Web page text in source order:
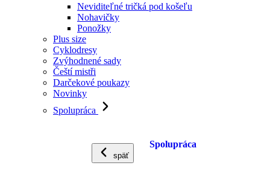
Neviditeľné tričká pod košeľu
Nohavičky
Ponožky
Plus size
Cyklodresy
Zvýhodnené sady
Čeští mistři
Darčekové poukazy
Novinky
Spolupráca
späť
Spolupráca